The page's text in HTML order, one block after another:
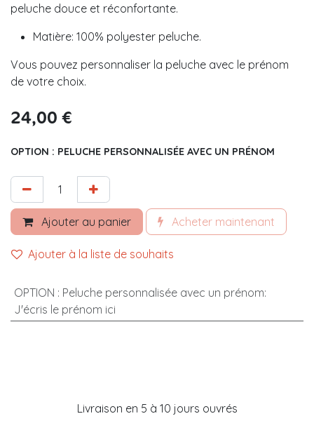
peluche douce et réconfortante.
Matière: 100% polyester peluche.
Vous pouvez personnaliser la peluche avec le prénom
de votre choix.
24,00 €
OPTION : PELUCHE PERSONNALISÉE AVEC UN PRÉNOM
Ajouter au panier Acheter maintenant
Ajouter à la liste de souhaits
OPTION : Peluche personnalisée avec un prénom:
J'écris le prénom ici
Livraison en 5 à 10 jours ouvrés